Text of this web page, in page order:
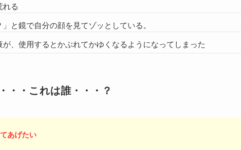
れる
と鏡で自分の顔を見てゾッとしている。
、使用するとかぶれてかゆくなるようになってしまった
・・これは誰・・・？
あげたい